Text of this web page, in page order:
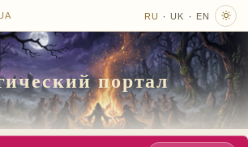
RU · UK · EN
портал